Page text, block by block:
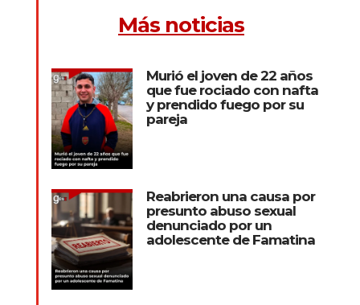
Más noticias
Murió el joven de 22 años
que fue rociado con nafta
y prendido fuego por su
pareja
Reabrieron una causa por
presunto abuso sexual
denunciado por un
adolescente de Famatina